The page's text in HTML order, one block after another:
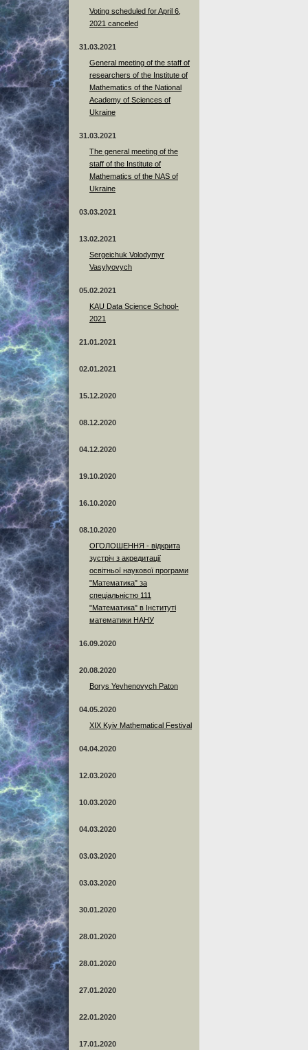
Voting scheduled for April 6,
2021 canceled
31.03.2021
General meeting of the staff of
researchers of the Institute of
Mathematics of the National
Academy of Sciences of
Ukraine
31.03.2021
The general meeting of the
staff of the Institute of
Mathematics of the NAS of
Ukraine
03.03.2021
13.02.2021
Sergeichuk Volodymyr
Vasylyovych
05.02.2021
KAU Data Science School-
2021
21.01.2021
02.01.2021
15.12.2020
08.12.2020
04.12.2020
19.10.2020
16.10.2020
08.10.2020
ОГОЛОШЕННЯ - відкрита
зустріч з акредитації
освітньої наукової програми
"Математика" за
спеціальністю 111
"Математика" в Інституті
математики НАНУ
16.09.2020
20.08.2020
Borys Yevhenovych Paton
04.05.2020
XIX Kyiv Mathematical Festival
04.04.2020
12.03.2020
10.03.2020
04.03.2020
03.03.2020
03.03.2020
30.01.2020
28.01.2020
28.01.2020
27.01.2020
22.01.2020
17.01.2020